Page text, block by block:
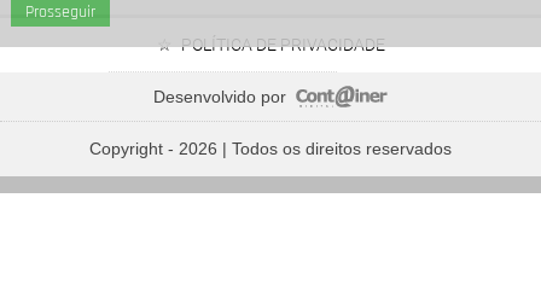
Prosseguir
Relembre os amores - e affairs - de Shawn Mendes
POLÍTICA DE PRIVACIDADE
Desenvolvido por
Copyright - 2026 | Todos os direitos reservados